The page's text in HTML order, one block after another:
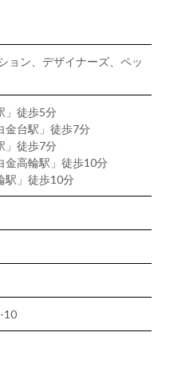
ョン、デザイナーズ、ペッ
」徒歩5分
金台駅」徒歩7分
」徒歩7分
金高輪駅」徒歩10分
駅」徒歩10分
10